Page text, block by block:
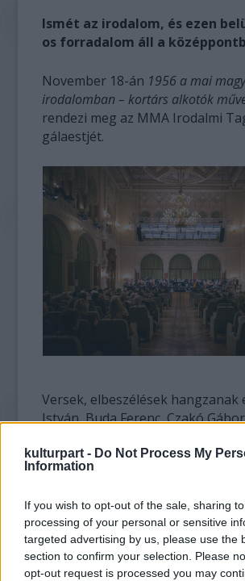
kulturpart - Do Not Process My
Information
If you wish to opt-out of the sale, sharing
processing of your personal or sensitive
targeted advertising by us, please use the
section to confirm your selection. Please
opt-out request is processed you may
Ismét az irodalom, és ezen
os forradalom áll a
November 18-án 1956 a mai
irodalomban – kortárs alkotók
rendezi meg az MMA Irodalmi
gálaestjét.
Versek, elbeszélések hangzanak
István, Buda Ferenc, Czakó
Gáspár, Oláh János, Tóth Bálint,
Ferenc az MMA rendes tagjai és
Kinga, Oberfrank Pál, Szélyes
jeles színművészek előadásában.
Az esten mutatják be az